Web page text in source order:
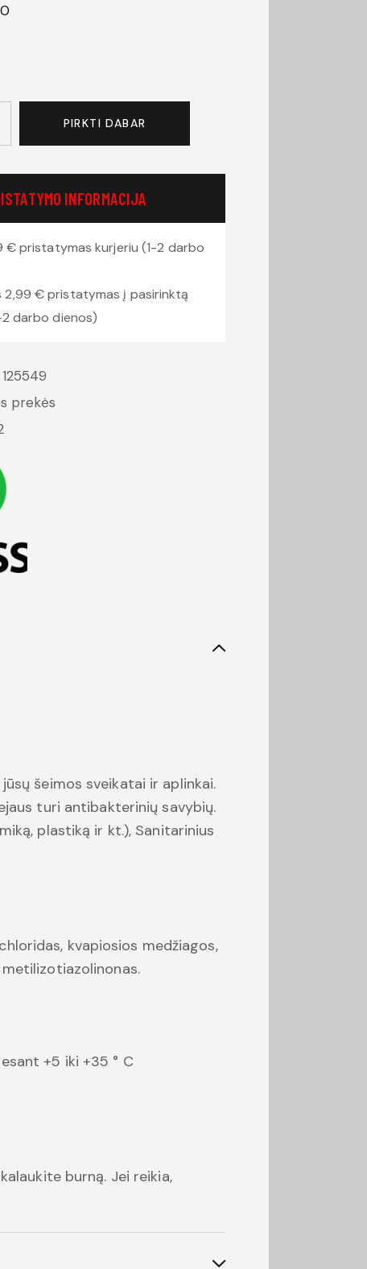
PIRKTI DABAR
INFORMACIJA
€ pristatymas kurjeriu (1-2 darbo
2,99 € pristatymas į pasirinktą
darbo dienos)
125549
prekės
šeimos sveikatai ir aplinkai.
turi antibakterinių savybių.
plastiką ir kt.), Sanitarinius
kvapiosios medžiagos,
+5 iki +35 ° C
burną. Jei reikia,